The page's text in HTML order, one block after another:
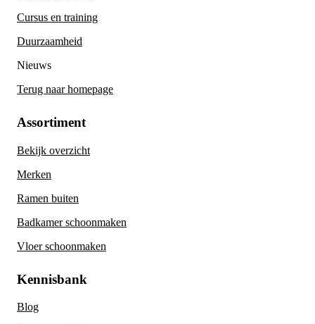
Cursus en training
Duurzaamheid
Nieuws
Terug naar homepage
Assortiment
Bekijk overzicht
Merken
Ramen buiten
Badkamer schoonmaken
Vloer schoonmaken
Kennisbank
Blog